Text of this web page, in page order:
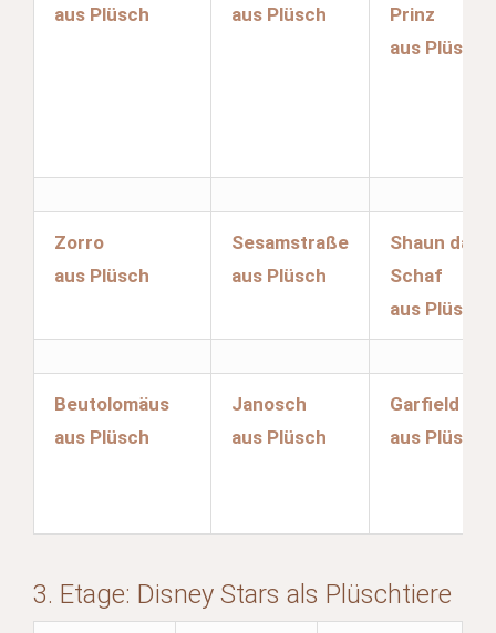
aus Plüsch
aus Plüsch
Prinz
aus Plüsch
Zorro
aus Plüsch
Sesamstraße
aus Plüsch
Shaun das
Schaf
aus Plüsch
Beutolomäus
aus Plüsch
Janosch
aus Plüsch
Garfield
aus Plüsch
3. Etage: Disney Stars als Plüschtiere